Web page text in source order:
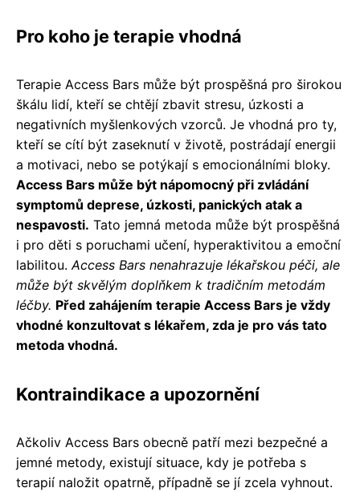
Pro koho je terapie vhodná
Terapie Access Bars může být prospěšná pro širokou
škálu lidí, kteří se chtějí zbavit stresu, úzkosti a
negativních myšlenkových vzorců. Je vhodná pro ty,
kteří se cítí být zaseknutí v životě, postrádají energii
a motivaci, nebo se potýkají s emocionálními bloky.
Access Bars může být nápomocný při zvládání
symptomů deprese, úzkosti, panických atak a
nespavosti. Tato jemná metoda může být prospěšná
i pro děti s poruchami učení, hyperaktivitou a emoční
labilitou. Access Bars nenahrazuje lékařskou péči, ale
může být skvělým doplňkem k tradičním metodám
léčby. Před zahájením terapie Access Bars je vždy
vhodné konzultovat s lékařem, zda je pro vás tato
metoda vhodná.
Kontraindikace a upozornění
Ačkoliv Access Bars obecně patří mezi bezpečné a
jemné metody, existují situace, kdy je potřeba s
terapií naložit opatrně, případně se jí zcela vyhnout.